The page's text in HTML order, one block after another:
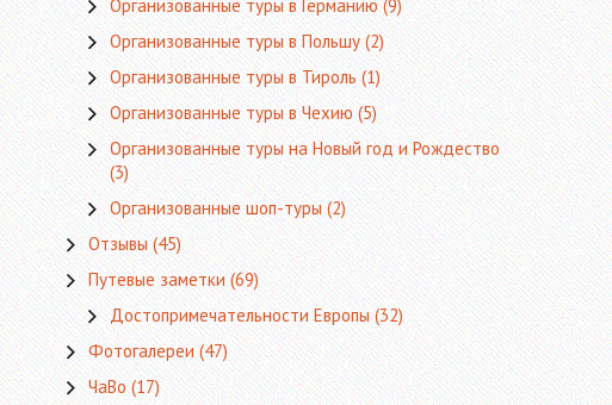
Организованные туры в Германию(9)
Организованные туры в Польшу(2)
Организованные туры в Тироль(1)
Организованные туры в Чехию(5)
Организованные туры на Новый год и Рождество
(3)
Организованные шоп-туры(2)
Отзывы(45)
Путевые заметки(69)
Достопримечательности Европы(32)
Фотогалереи(47)
ЧаВо(17)